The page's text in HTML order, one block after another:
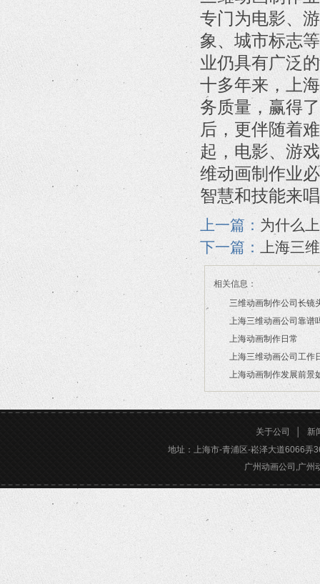
专门为电影、
象、城市标志
业仍具有广泛
十多年来，上
务质量，赢得
后，更伴随着
起，电影、游
维动画制作业
智慧和技能来
上一篇： 为什么
下一篇：
上海三
相关信息：
三维动画制作公司长镜
2026/07/21
上海三维动画公司靠谱
2026/03/16
上海动画制作日常
2026/03/12
上海三维动画公司工作
2026/02/28
上海动画制作发展前景
2026/02/24
关于公司
新
地址：上海市-青浦区-崧泽大道6066弄
广州动画公司,广州